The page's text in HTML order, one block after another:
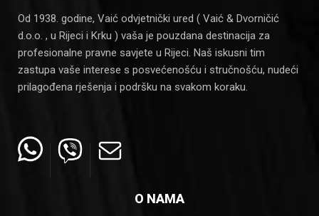
Od 1938. godine, Vaić odvjetnički ured ( Vaić & Dvorničić
d.o.o. , u Rijeci i Krku ) vaša je pouzdana destinacija za
profesionalne pravne savjete u Rijeci. Naš iskusni tim
zastupa vaše interese s posvećenošću i stručnošću, nudeći
prilagođena rješenja i podršku na svakom koraku.
O NAMA